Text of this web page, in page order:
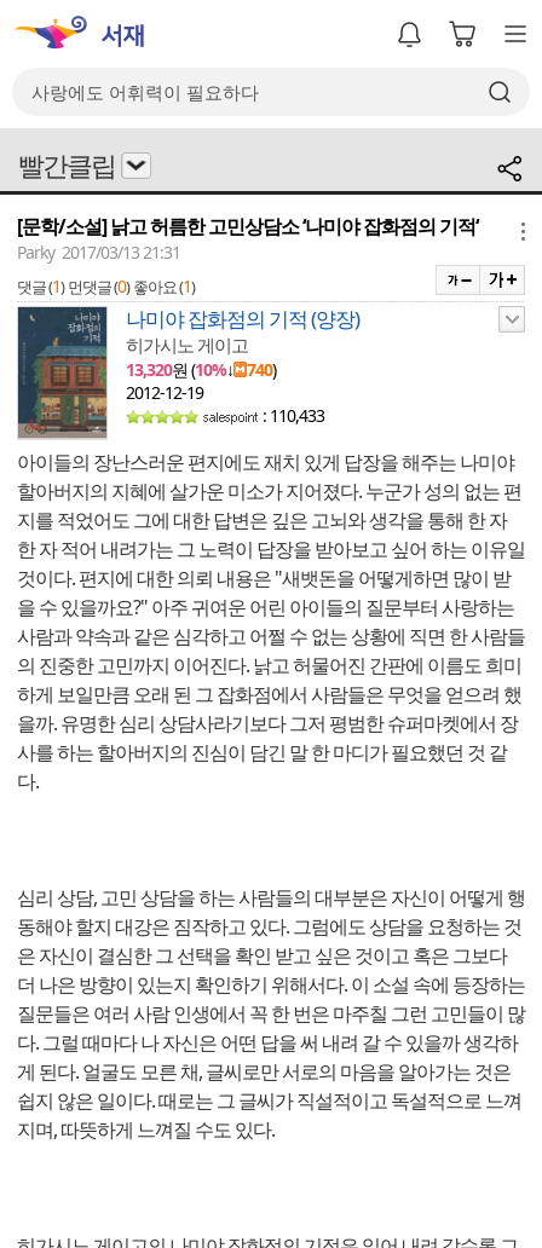
빨간클립
[문학/소설] 낡고 허름한 고민상담소 ‘나미야 잡화점의 기적‘
Parky 2017/03/13 21:31
댓글 (1) 먼댓글 (0) 좋아요 (1)
나미야 잡화점의 기적 (양장)
히가시노 게이고
13,320원 (10%↓ 740)
2012-12-19
: 110,433
아이들의 장난스러운 편지에도 재치 있게 답장을 해주는 나미야
할아버지의 지혜에 살가운 미소가 지어졌다. 누군가 성의 없는 편
지를 적었어도 그에 대한 답변은 깊은 고뇌와 생각을 통해 한 자
한 자 적어 내려가는 그 노력이 답장을 받아보고 싶어 하는 이유일
것이다. 편지에 대한 의뢰 내용은 "새뱃돈을 어떻게하면 많이 받
을 수 있을까요?" 아주 귀여운 어린 아이들의 질문부터 사랑하는
사람과 약속과 같은 심각하고 어쩔 수 없는 상황에 직면 한 사람들
의 진중한 고민까지 이어진다. 낡고 허물어진 간판에 이름도 희미
하게 보일만큼 오래 된 그 잡화점에서 사람들은 무엇을 얻으려 했
을까. 유명한 심리 상담사라기보다 그저 평범한 슈퍼마켓에서 장
사를 하는 할아버지의 진심이 담긴 말 한 마디가 필요했던 것 같
다.
심리 상담, 고민 상담을 하는 사람들의 대부분은 자신이 어떻게 행
동해야 할지 대강은 짐작하고 있다. 그럼에도 상담을 요청하는 것
은 자신이 결심한 그 선택을 확인 받고 싶은 것이고 혹은 그보다
더 나은 방향이 있는지 확인하기 위해서다. 이 소설 속에 등장하는
질문들은 여러 사람 인생에서 꼭 한 번은 마주칠 그런 고민들이 많
다. 그럴 때마다 나 자신은 어떤 답을 써 내려 갈 수 있을까 생각하
게 된다. 얼굴도 모른 채, 글씨로만 서로의 마음을 알아가는 것은
쉽지 않은 일이다. 때로는 그 글씨가 직설적이고 독설적으로 느껴
지며, 따뜻하게 느껴질 수도 있다.